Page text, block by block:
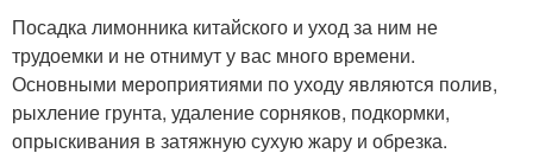
Посадка лимонника китайского и уход за ним не
трудоемки и не отнимут у вас много времени.
Основными мероприятиями по уходу являются полив,
рыхление грунта, удаление сорняков, подкормки,
опрыскивания в затяжную сухую жару и обрезка.